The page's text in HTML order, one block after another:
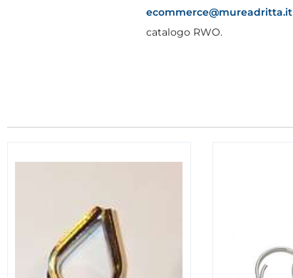
ecommerce@mureadritta.it
catalogo RWO.